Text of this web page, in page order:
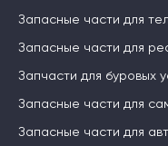
Запасные части для
Запасные части для
Запчасти для буровых
Запасные части для
Запасные части для